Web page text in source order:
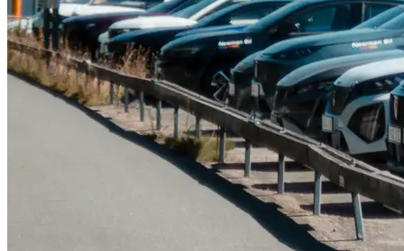
Leapmotor
Tillbehör & reservdelar